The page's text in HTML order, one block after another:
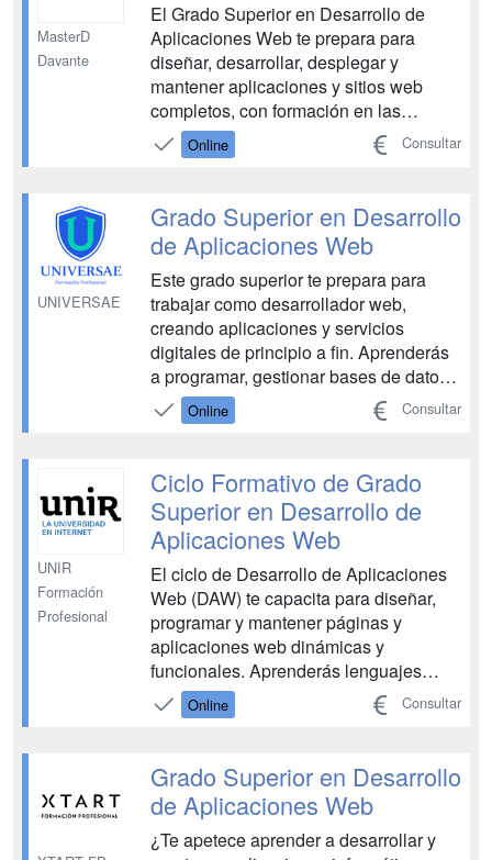
MasterD
Davante
El Grado Superior en Desarrollo de
Aplicaciones Web te prepara para
diseñar, desarrollar, desplegar y
mantener aplicaciones y sitios web
completos, con formación en las
tecnologías, lenguajes y herramientas
más demandadas del mercado.
básicos de Internet, la programación
cliente/servidor y la gestión de bases
de datos,...
Online Consultar
UNIVERSAE
Grado Superior en Desarrollo
de Aplicaciones Web
Este grado superior te prepara para
trabajar como desarrollador web,
creando aplicaciones y servicios
digitales de principio a fin. Aprenderás
a programar, gestionar bases de datos y
desarrollar proyectos web completos,
trabajando tanto el front end como el
los entornos y tecnologías que utilizan
las empresas del...
Online Consultar
UNIR
Formación
Profesional
Ciclo Formativo de Grado
Superior en Desarrollo de
Aplicaciones Web
El ciclo de Desarrollo de Aplicaciones
Web (DAW) te capacita para diseñar,
programar y mantener páginas y
aplicaciones web dinámicas y
funcionales. Aprenderás lenguajes
como HTML, CSS, JavaScript y
Frameworks avanzados, así como la
garantizando soluciones optimizadas
para usuarios y empresas...
Online Consultar
Grado Superior en Desarrollo
de Aplicaciones Web
¿Te apetece aprender a desarrollar y